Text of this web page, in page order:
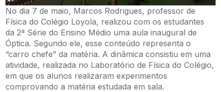
No dia 7 de maio, Marcos Rodrigues, professor de
Física do Colégio Loyola, realizou com os estudantes
da 2ª Série do Ensino Médio uma aula inaugural de
Óptica. Segundo ele, esse conteúdo representa o
“carro chefe” da matéria. A dinâmica consistiu em uma
atividade, realizada no Laboratório de Física do Colégio,
em que os alunos realizaram experimentos
comprovando a matéria estudada em sala.